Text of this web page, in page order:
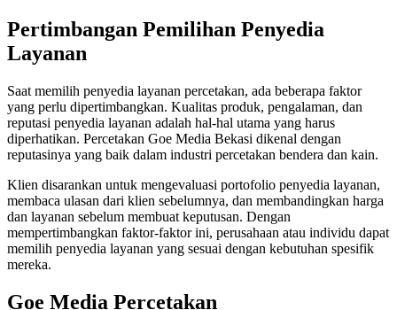
Pertimbangan Pemilihan Penyedia
Layanan
Saat memilih penyedia layanan percetakan, ada beberapa faktor
yang perlu dipertimbangkan. Kualitas produk, pengalaman, dan
reputasi penyedia layanan adalah hal-hal utama yang harus
diperhatikan. Percetakan Goe Media Bekasi dikenal dengan
reputasinya yang baik dalam industri percetakan bendera dan kain.
Klien disarankan untuk mengevaluasi portofolio penyedia layanan,
membaca ulasan dari klien sebelumnya, dan membandingkan harga
dan layanan sebelum membuat keputusan. Dengan
mempertimbangkan faktor-faktor ini, perusahaan atau individu dapat
memilih penyedia layanan yang sesuai dengan kebutuhan spesifik
mereka.
Goe Media Percetakan